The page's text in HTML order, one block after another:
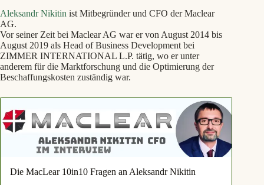
Aleksandr Nikitin ist Mitbegründer und CFO der Maclear
AG.
Vor seiner Zeit bei Maclear AG war er von August 2014 bis
August 2019 als Head of Business Development bei
ZIMMER INTERNATIONAL L.P. tätig, wo er unter
anderem für die Marktforschung und die Optimierung der
Beschaffungskosten zuständig war.
Die MacLear 10in10 Fragen an Aleksandr Nikitin